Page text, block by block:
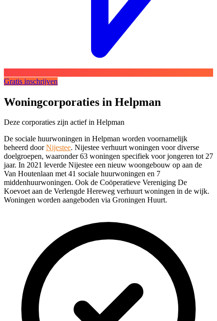
Gratis inschrijven
Woningcorporaties in Helpman
Deze corporaties zijn actief in Helpman
De sociale huurwoningen in Helpman worden voornamelijk
beheerd doorNijestee. Nijestee verhuurt woningen voor diverse
doelgroepen, waaronder 63 woningen specifiek voor jongeren tot 27
jaar. In 2021 leverde Nijestee een nieuw woongebouw op aan de
Van Houtenlaan met 41 sociale huurwoningen en 7
middenhuurwoningen. Ook de Coöperatieve Vereniging De
Koevoet aan de Verlengde Hereweg verhuurt woningen in de wijk.
Woningen worden aangeboden via Groningen Huurt.